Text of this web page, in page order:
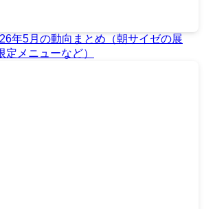
年5月の動向まとめ（朝サイゼの展
定メニューなど）